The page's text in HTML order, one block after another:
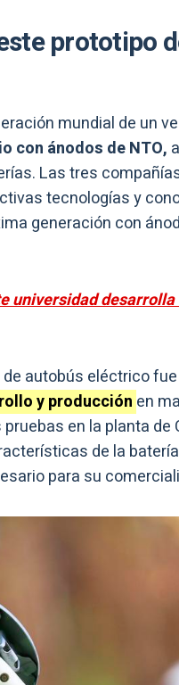
prototipo
mundial de un
con ánodos de NTO,
Las tres
tecnologías y
generación con
universidad
autobús eléctrico
y producción en
en la planta
de la
para su